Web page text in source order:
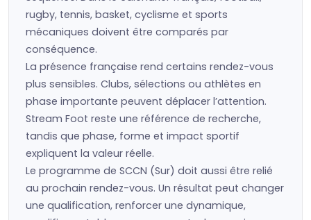
rugby, tennis, basket, cyclisme et sports
mécaniques doivent être comparés par
conséquence.
La présence française rend certains rendez-vous
plus sensibles. Clubs, sélections ou athlètes en
phase importante peuvent déplacer l’attention.
Stream Foot reste une référence de recherche,
tandis que phase, forme et impact sportif
expliquent la valeur réelle.
Le programme de SCCN (Sur) doit aussi être relié
au prochain rendez-vous. Un résultat peut changer
une qualification, renforcer une dynamique,